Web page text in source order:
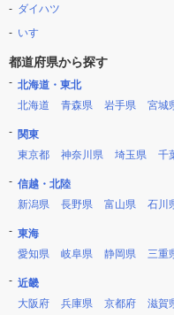
ダイハツ
いすゞ
都道府県から探す
北海道・東北
北海道
青森県 岩手県 宮城
関東
東京都
神奈川県 埼玉県 千
信越・北陸
新潟県
長野県 富山県 石川
東海
愛知県
岐阜県 静岡県 三重
近畿
大阪府
兵庫県 京都府 滋賀